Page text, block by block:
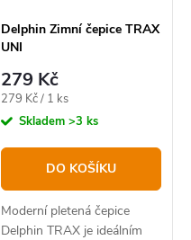
Delphin Zimní čepice TRAX
UNI
279 Kč
Měrná
cena:
279 Kč / 1 ks
Skladem >3 ks
DO KOŠÍKU
Moderní pletená čepice
Delphin TRAX je ideálním